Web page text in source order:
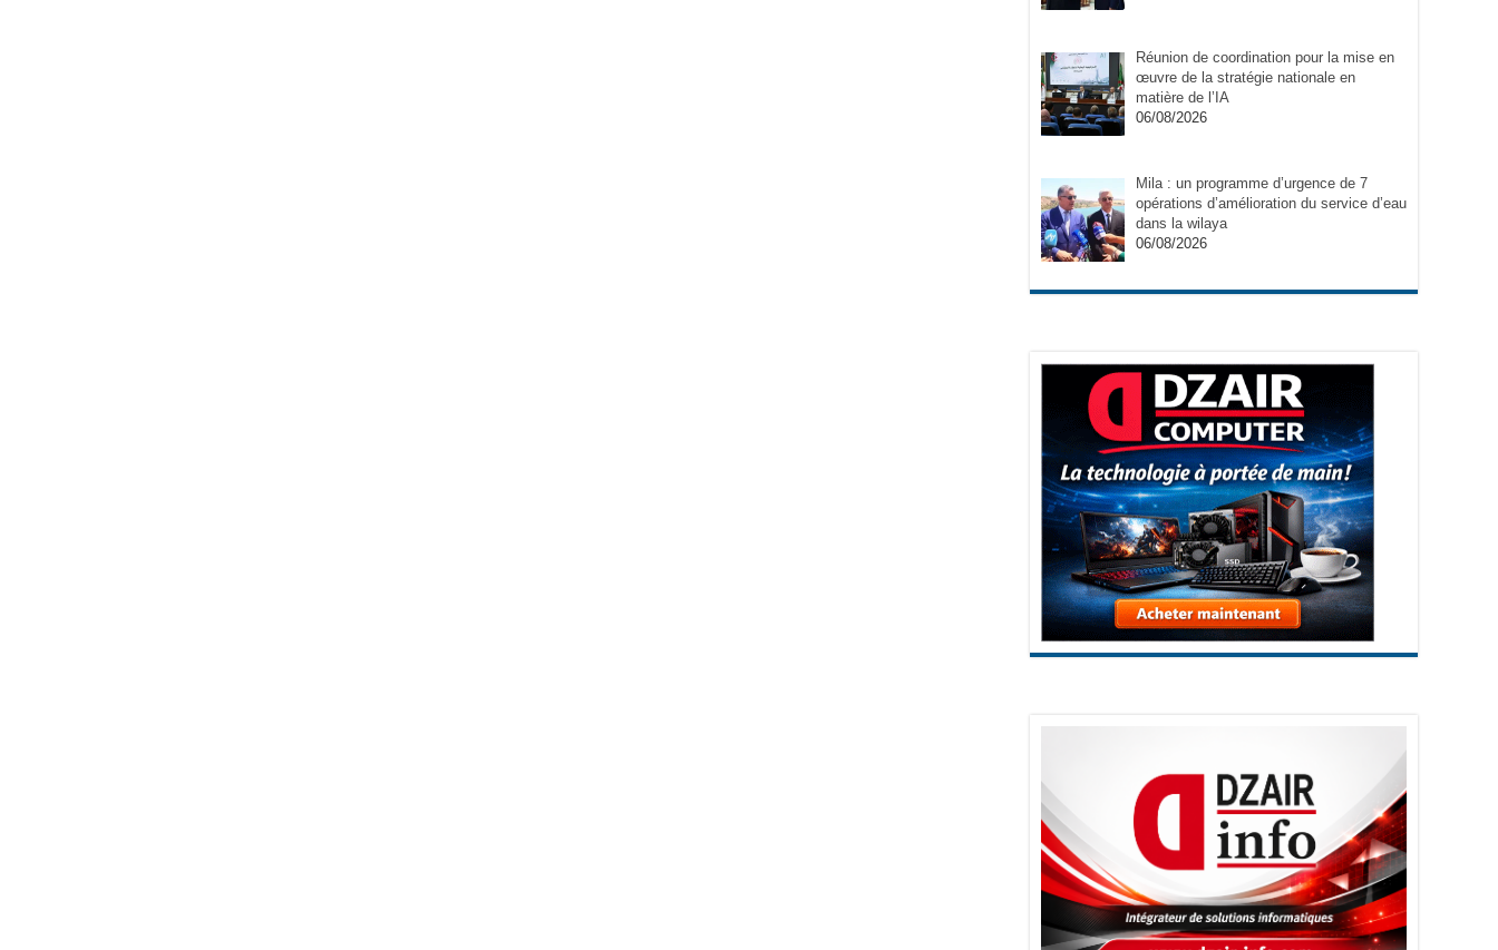
Réunion de coordination pour la mise en
œuvre de la stratégie nationale en
matière de l’IA
06/08/2026
Mila : un programme d’urgence de 7
opérations d’amélioration du service d’eau
dans la wilaya
06/08/2026